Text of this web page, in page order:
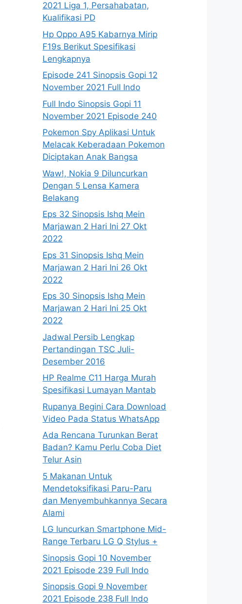
2021 Liga 1, Persahabatan,
Kualifikasi PD
Hp Oppo A95 Kabarnya Mirip
F19s Berikut Spesifikasi
Lengkapnya
Episode 241 Sinopsis Gopi 12
November 2021 Full Indo
Full Indo Sinopsis Gopi 11
November 2021 Episode 240
Pokemon Spy Aplikasi Untuk
Melacak Keberadaan Pokemon
Diciptakan Anak Bangsa
Waw!, Nokia 9 Diluncurkan
Dengan 5 Lensa Kamera
Belakang
Eps 32 Sinopsis Ishq Mein
Marjawan 2 Hari Ini 27 Okt
2022
Eps 31 Sinopsis Ishq Mein
Marjawan 2 Hari Ini 26 Okt
2022
Eps 30 Sinopsis Ishq Mein
Marjawan 2 Hari Ini 25 Okt
2022
Jadwal Persib Lengkap
Pertandingan TSC Juli-
Desember 2016
HP Realme C11 Harga Murah
Spesifikasi Lumayan Mantab
Rupanya Begini Cara Download
Video Pada Status WhatsApp
Ada Rencana Turunkan Berat
Badan? Kamu Perlu Coba Diet
Telur Asin
5 Makanan Untuk
Mendetoksifikasi Paru-Paru
dan Menyembuhkannya Secara
Alami
LG luncurkan Smartphone Mid-
Range Terbaru LG Q Stylus +
Sinopsis Gopi 10 November
2021 Episode 239 Full Indo
Sinopsis Gopi 9 November
2021 Episode 238 Full Indo